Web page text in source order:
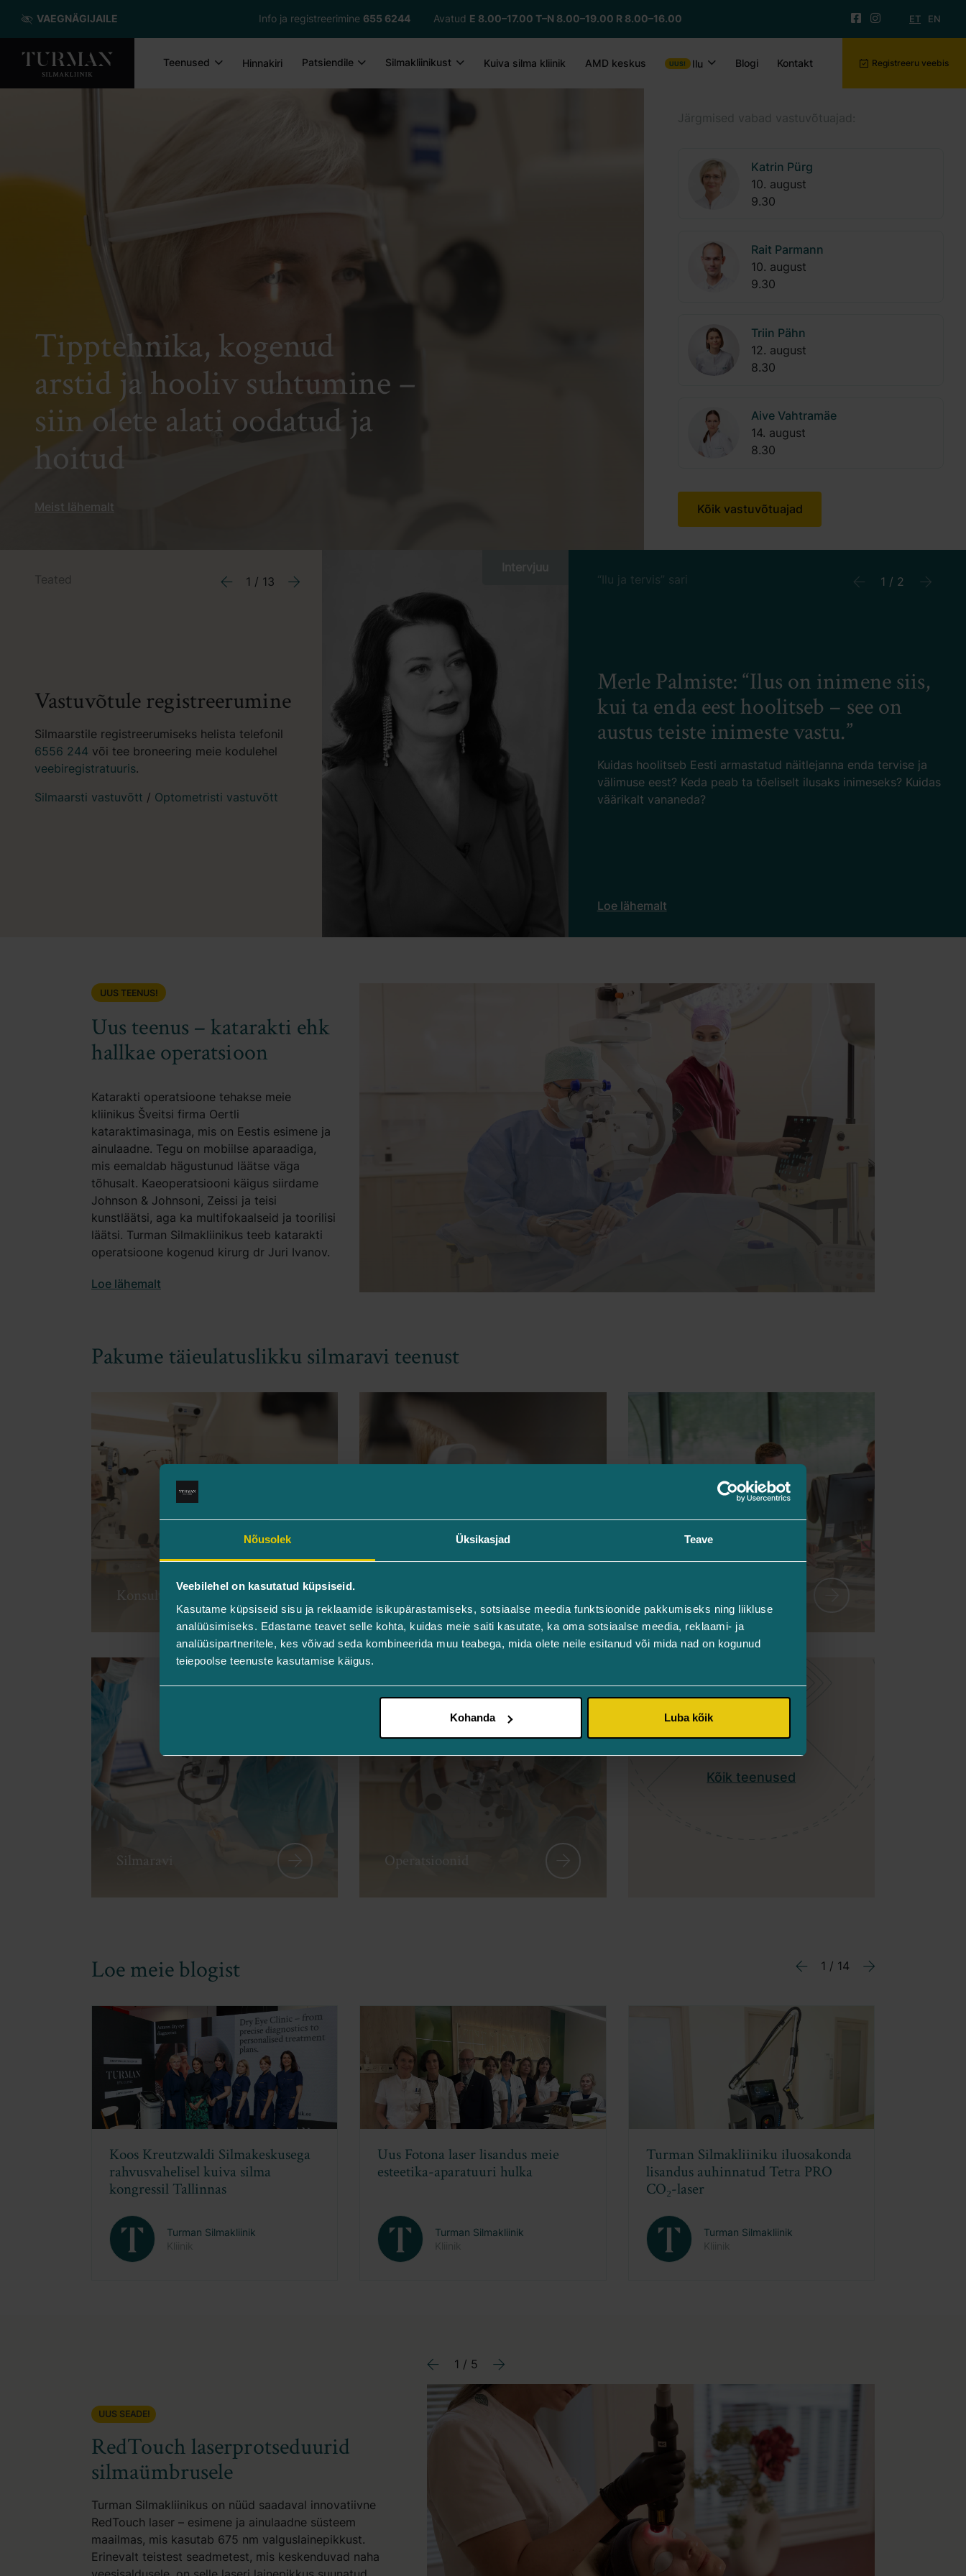
Nõusolek Üksikasjad Teave
Veebilehel on kasutatud küpsiseid.
Kasutame küpsiseid sisu ja reklaamide isikupärastamiseks, sotsiaalse meedia funktsioonide pakkumiseks ning liikluse
analüüsimiseks. Edastame teavet selle kohta, kuidas meie saiti kasutate, ka oma sotsiaalse meedia, reklaami- ja
analüüsipartneritele, kes võivad seda kombineerida muu teabega, mida olete neile esitanud või mida nad on kogunud
teiepoolse teenuste kasutamise käigus.
Kohanda Luba kõik
VAEGNÄGIJAILE Info ja registreerimine 655 6244 Avatud E 8.00–17.00 T–N 8.00–19.00 R 8.00–16.00 ET EN
Teenused Hinnakiri Patsiendile Silmakliinikust Kuiva silma kliinik AMD keskus Ilu Blogi Kontakt Registreeru veebis
Tipptehnika, kogenud
arstid ja hooliv suhtumine –
siin olete alati oodatud ja
hoitud
Meist lähemalt
Järgmised vabad vastuvõtuajad:
Katrin Pürg
10. august
9.30
Rait Parmann
10. august
9.30
Triin Pähn
12. august
8.30
Aive Vahtramäe
14. august
8.30
Kõik vastuvõtuajad
Teated
Previous
2 / 11
Next
lahendust, mis aitab ennetada silmalaugude
lõtvust, tugevdada silmaümbruse lihaseid,
parandada pilgutamise kvaliteeti ja silmade
niisutatust ning toetada silmaümbruse
värskemat ja nooruslikumat ilmet.
Previous
2 / 2
Next
Intervjuu
“Tunne meie arste” sari
Dr Juri Ivanov: „Pärast operatsiooni
näevad inimesed taas selgelt – värvid on
kirkamad ja elu-kvaliteet paraneb.“
Miks tehakse läätsevahetuse operatsiooni?Mis meeldib Dr
Ivanovile silmakirurgia töös enim? Tutvu lähemalt Dr Ivanoviga
meie uues intervjuusarjas “Tunne meie arste”.
Loe lähemalt
UUS TEENUS!
Uus teenus – katarakti ehk
hallkae operatsioon
Katarakti operatsioone tehakse meie
kliinikus Šveitsi firma Oertli
kataraktimasinaga, mis on Eestis esimene ja
ainulaadne. Tegu on mobiilse aparaadiga,
mis eemaldab hägustunud läätse väga
tõhusalt. Kaeoperatsiooni käigus siirdame
Johnson & Johnsoni, Zeissi ja teisi
kunstläätsi, aga ka multifokaalseid ja toorilisi
läätsi. Turman Silmakliinikus teeb katarakti
operatsioone kogenud kirurg dr Juri Ivanov.
Loe lähemalt
Pakume täieulatuslikku silmaravi teenust
Konsultatsioonid Uuringud Uuringute paketid
Silmaravi Operatsioonid
Kõik teenused
Loe meie blogist 2 / 14
Täiendkoolitus Lumenise OptiLift
ja OptiLight aparaatide
esteetilistest kasutusvõimalustest
Turman Silmakliinik
Kliinik
EMAS konverents 2026: Esteetilise
meditsiini uued horisondid
Turman Silmakliinik
Kliinik
DEKA praktiline koolitus: fookuses
Tetra Pro, Motus Pro ja RedTouch
Turman Silmakliinik
Kliinik
UUS SEADE!
RedTouch laserprotseduurid
silmaümbrusele
Turman Silmakliinikus on nüüd saadaval innovatiivne
RedTouch laser – esimene ja ainulaadne süsteem
maailmas, mis kasutab 675 nm valguslainepikkust.
Erinevalt teistest seadmetest, mis keskenduvad naha
1 / 5